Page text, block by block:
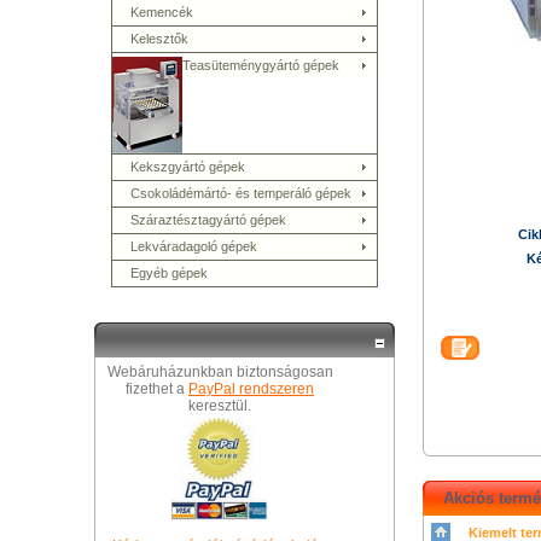
Kemencék
Kelesztők
Teasüteménygyártó gépek
Kekszgyártó gépek
Csokoládémártó- és temperáló gépek
Száraztésztagyártó gépek
Lekváradagoló gépek
Egyéb gépek
Webáruházunkban biztonságosan
fizethet a PayPal rendszeren
keresztül.
Akciós
Kiemelt